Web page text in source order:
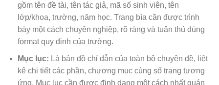
gồm tên đề tài, tên tác giả, mã số sinh viên, tên
lớp/khoa, trường, năm học. Trang bìa cần được trình
bày một cách chuyên nghiệp, rõ ràng và tuân thủ đúng
format quy định của trường.
Mục lục: Là bản đồ chỉ dẫn của toàn bộ chuyên đề, liệt
kê chi tiết các phần, chương mục cùng số trang tương
ứng. Mục lục cần được định dạng một cách nhất quán